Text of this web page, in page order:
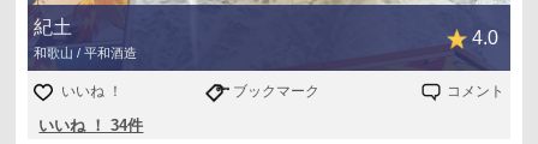
紀土
和歌山 / 平和酒造
4.0
いいね ！ ブックマーク コメント
いいね ！ 34件